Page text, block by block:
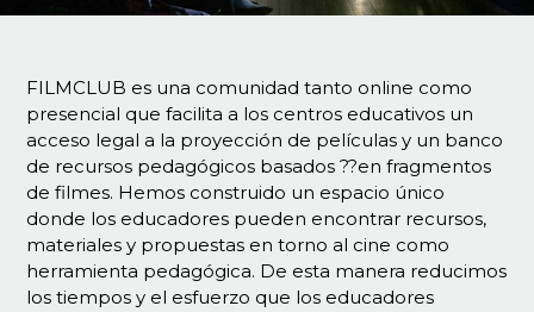
FILMCLUB es una comunidad tanto online como
presencial que facilita a los centros educativos un
acceso legal a la proyección de películas y un banco
de recursos pedagógicos basados ??en fragmentos
de filmes. Hemos construido un espacio único
donde los educadores pueden encontrar recursos,
materiales y propuestas en torno al cine como
herramienta pedagógica. De esta manera reducimos
los tiempos y el esfuerzo que los educadores